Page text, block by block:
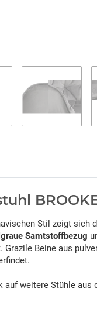
Stil zeigt sich
Samtstoffbezug
Beine aus
weitere Stühle aus